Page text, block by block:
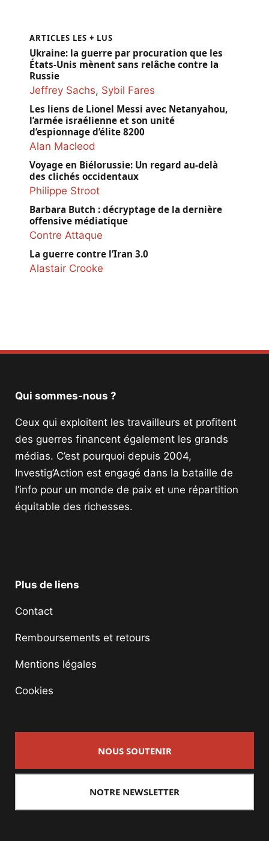
ARTICLES LES + LUS
Ukraine: la guerre par procuration que les
États-Unis mènent sans relâche contre la
Russie
Jeffrey Sachs, Sybil Fares
Les liens de Lionel Messi avec Netanyahou,
l’armée israélienne et son unité
d’espionnage d’élite 8200
Alan Macleod
Voyage en Biélorussie: Un regard au-delà
des clichés occidentaux
Philippe Stroot
Barbara Butch : décryptage de la dernière
offensive médiatique
Contre Attaque
La guerre contre l’Iran 3.0
Alastair Crooke
Qui sommes-nous ?
Ceux qui exploitent les travailleurs et profitent
des guerres financent également les grands
médias. C’est pourquoi depuis 2004,
Investig’Action est engagé dans la bataille de
l’info pour un monde de paix et une répartition
équitable des richesses.
Plus de liens
Contact
Remboursements et retours
Mentions légales
Cookies
NOUS SOUTENIR
NOTRE NEWSLETTER